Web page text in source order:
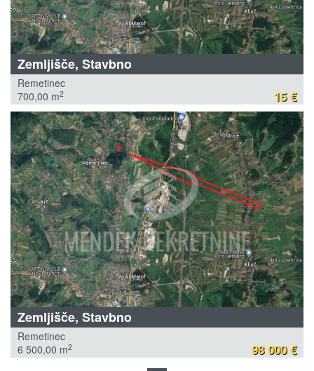
Zemljišče, Stavbno
Remetinec
700,00 m2 15 €
Zemljišče, Stavbno
Remetinec
6 500,00 m2 98 000 €